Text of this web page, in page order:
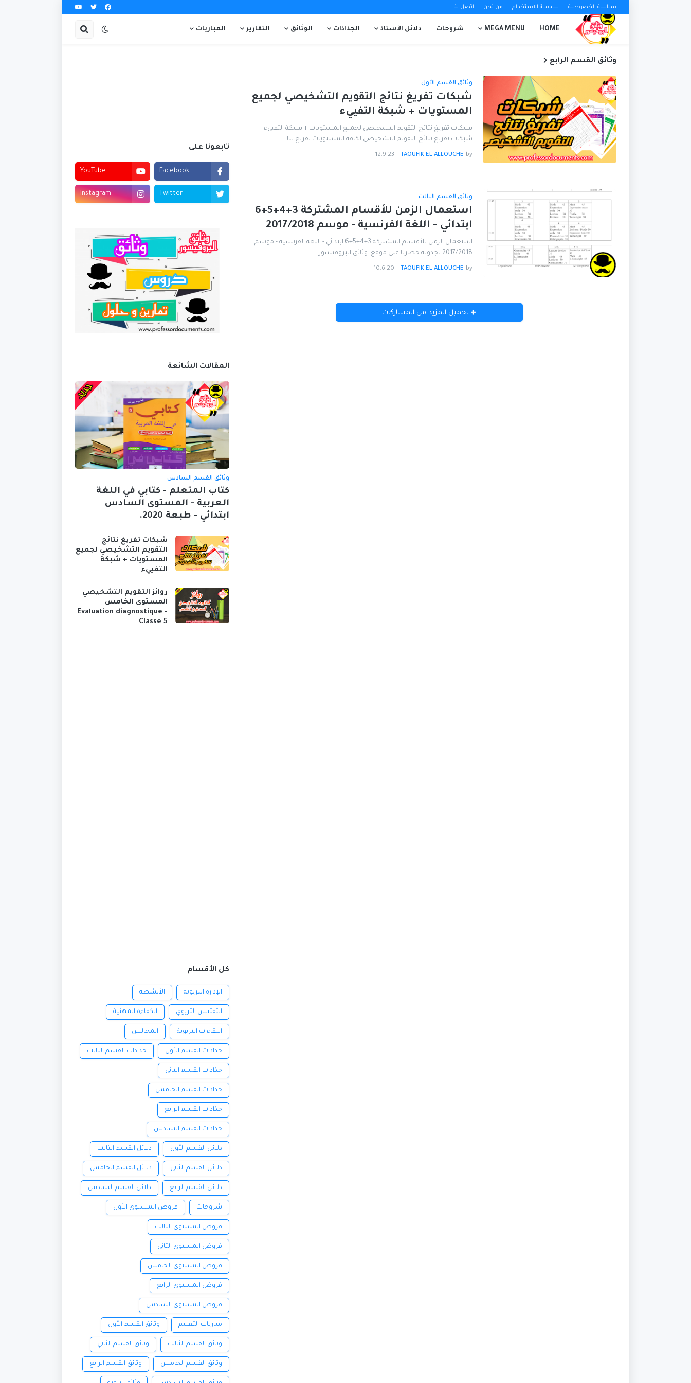
سياسة الخصوصية سياسة الاستخدام من نحن اتصل بنا
HOME
MEGA MENU شروحات دلائل الأستاذ الجذاذات الوثائق التقارير المباريات
وثائق القسم الرابع
وثائق القسم الأول
شبكات تفريغ نتائج التقويم التشخيصي لجميع
المستويات + شبكة التفييء
شبكات تفريغ نتائج التقويم التشخيصي لجميع المستويات + شبكة التفييء
شبكات تفريغ نتائج التقويم التشخيصي لكافة المستويات تفريغ نتا…
by
TAOUFIK EL ALLOUCHE
-
12.9.23
وثائق القسم الثالث
استعمال الزمن للأقسام المشتركة 3+4+5+6
ابتدائي - اللغة الفرنسية - موسم 2017/2018
استعمال الزمن للأقسام المشتركة 3+4+5+6 ابتدائي - اللغة الفرنسية - موسم
2017/2018 تجدونه حصريا على موقع وثائق البروفيسور …
by
TAOUFIK EL ALLOUCHE
-
10.6.20
تحميل المزيد من المشاركات
تابعونا على
Facebook
YouTube
Twitter
Instagram
المقالات الشائعة
وثائق القسم السادس
كتاب المتعلم - كتابي في اللغة
العربية - المستوى السادس
ابتدائي - طبعة 2020.
شبكات تفريغ نتائج
التقويم التشخيصي لجميع
المستويات + شبكة
التفييء
روائز التقويم التشخيصي
المستوى الخامس
Evaluation diagnostique -
Classe 5
كل الأقسام
الإدارة التربوية الأنشطة
التفتيش التربوي الكفاءة المهنية
اللقاءات التربوية المجالس
جذاذات القسم الأول جذاذات القسم الثالث
جذاذات القسم الثاني
جذاذات القسم الخامس
جذاذات القسم الرابع
جذاذات القسم السادس
دلائل القسم الأول دلائل القسم الثالث
دلائل القسم الثاني دلائل القسم الخامس
دلائل القسم الرابع دلائل القسم السادس
شروحات فروض المستوى الأول
فروض المستوى الثالث
فروض المستوى الثاني
فروض المستوى الخامس
فروض المستوى الرابع
فروض المستوى السادس
مباريات التعليم وثائق القسم الأول
وثائق القسم الثالث وثائق القسم الثاني
وثائق القسم الخامس وثائق القسم الرابع